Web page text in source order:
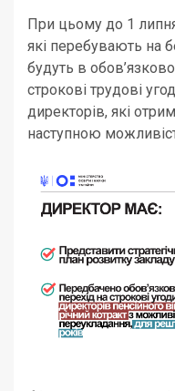
При цьому до 1
які перебувають на
будуть в
строкові трудові
директорів, які
наступною